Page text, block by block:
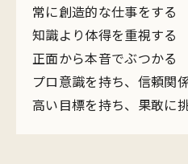
常に創造的な仕事をする
知識より体得を重視する
正面から本音でぶつかる
プロ意識を持ち、信頼関
高い目標を持ち、果敢に